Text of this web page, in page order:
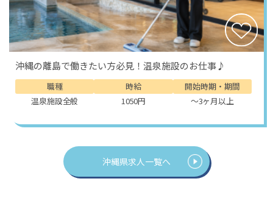
沖縄の離島で働きたい方必見！温泉施設のお仕事♪
職種
温泉施設全般
時給
1050円
開始時期・期間
～3ヶ月以上
沖縄県求人一覧へ